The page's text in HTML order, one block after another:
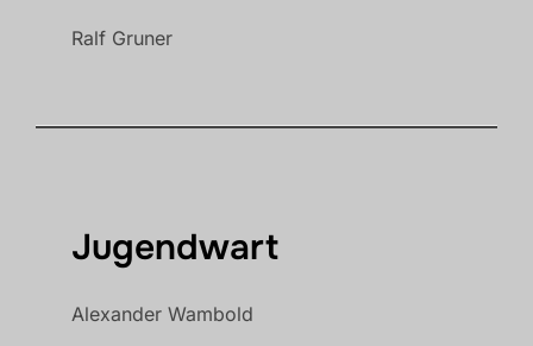
Ralf Gruner
Jugendwart
Alexander Wambold